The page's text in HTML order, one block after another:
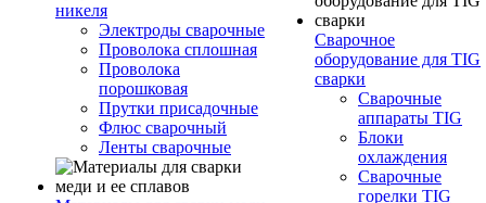
никеля
Электроды сварочные
Проволока сплошная
Проволока
порошковая
Прутки присадочные
Флюс сварочный
Ленты сварочные
Сварочное
оборудование для TIG
сварки
Сварочные
аппараты TIG
Блоки
охлаждения
Сварочные
горелки TIG